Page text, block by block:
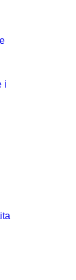
i